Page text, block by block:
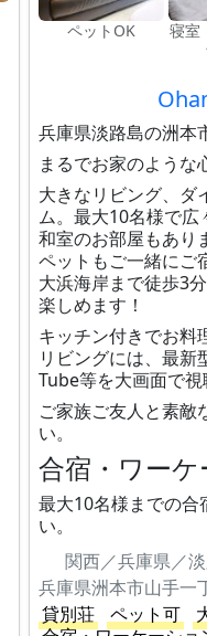
ペットOK
寝
兵庫県淡路島の洲本
まるでお家のような
大きなリビング、ダ
ム。最大10名様で広
和室のお部屋もあり
ペットもご一緒にご
大浜海岸まで徒歩3
楽しめます！
キッチン付きでお料
リビングには、最新
Tube等を大画面で視
ご家族ご友人と素敵
い。
合宿・ワー
最大10名様までの合
い。
関西／兵庫県／
兵庫県洲本市山手一
貸別荘
ペット可